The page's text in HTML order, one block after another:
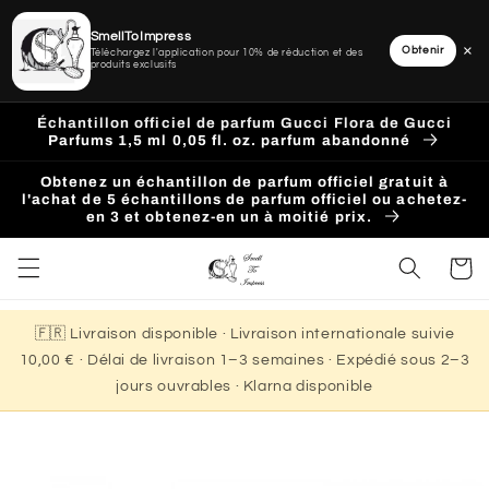
Ignorer
passer
au
Échantillon officiel de parfum Gucci Flora de Gucci
Parfums 1,5 ml 0,05 fl. oz. parfum abandonné
Obtenez un échantillon de parfum officiel gratuit à
l'achat de 5 échantillons de parfum officiel ou achetez-
en 3 et obtenez-en un à moitié prix.
Panier
🇫🇷 Livraison disponible · Livraison internationale suivie
10,00 € · Délai de livraison 1–3 semaines · Expédié sous 2–3
jours ouvrables · Klarna disponible
SmellToImpress
Téléchargez l'application pour 10% de réduction et des
produits exclusifs
Obtenir ×